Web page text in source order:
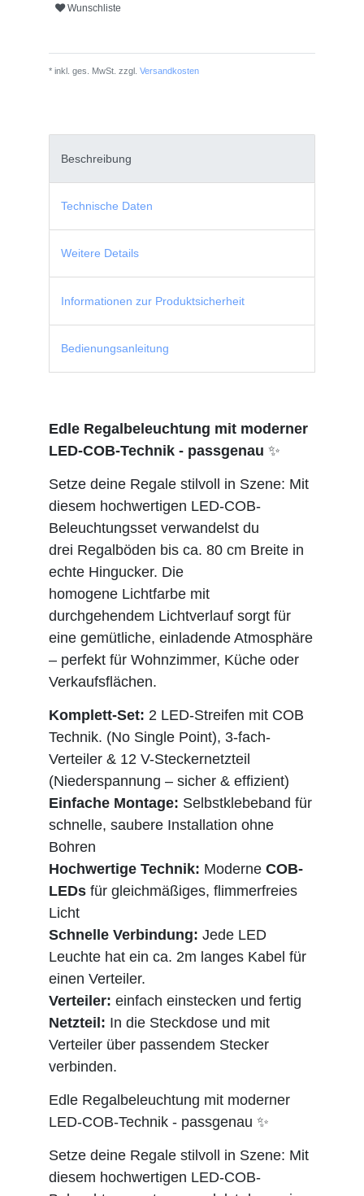
Wunschliste
* inkl. ges. MwSt. zzgl. Versandkosten
Beschreibung
Technische Daten
Weitere Details
Informationen zur Produktsicherheit
Bedienungsanleitung
Edle Regalbeleuchtung mit moderner
LED-COB-Technik - passgenau ✨
Setze deine Regale stilvoll in Szene: Mit
diesem hochwertigen LED-COB-
Beleuchtungsset verwandelst du
drei Regalböden bis ca. 80 cm Breite in
echte Hingucker. Die
homogene Lichtfarbe mit
durchgehendem Lichtverlauf sorgt für
eine gemütliche, einladende Atmosphäre
– perfekt für Wohnzimmer, Küche oder
Verkaufsflächen.
Komplett-Set: 2 LED-Streifen mit COB
Technik. (No Single Point), 3-fach-
Verteiler & 12 V-Steckernetzteil
(Niederspannung – sicher & effizient)
Einfache Montage: Selbstklebeband für
schnelle, saubere Installation ohne
Bohren
Hochwertige Technik: Moderne COB-
LEDsfür gleichmäßiges, flimmerfreies
Licht
Schnelle Verbindung: Jede LED
Leuchte hat ein ca. 2m langes Kabel für
einen Verteiler.
Verteiler: einfach einstecken und fertig
Netzteil: In die Steckdose und mit
Verteiler über passendem Stecker
verbinden.
Edle Regalbeleuchtung mit moderner
LED-COB-Technik - passgenau ✨
Setze deine Regale stilvoll in Szene: Mit
diesem hochwertigen LED-COB-